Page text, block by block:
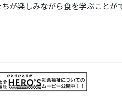
が楽しみながら食を学ぶことが